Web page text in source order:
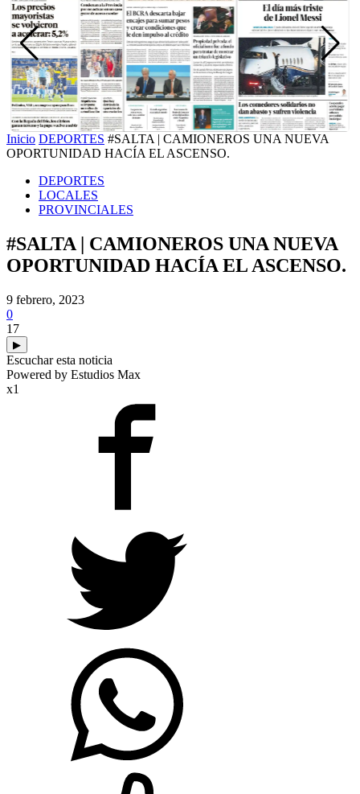
Inicio DEPORTES #SALTA | CAMIONEROS UNA NUEVA
OPORTUNIDAD HACÍA EL ASCENSO.
DEPORTES
LOCALES
PROVINCIALES
#SALTA | CAMIONEROS UNA NUEVA
OPORTUNIDAD HACÍA EL ASCENSO.
9 febrero, 2023
0
17
▶
Escuchar esta noticia
Powered by Estudios Max
x1